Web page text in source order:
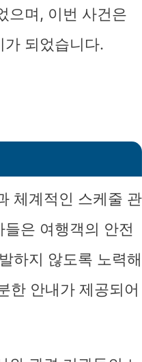
으며, 이번 사건은
되었습니다.
체계적인 스케줄 관
은 여행객의 안전
하지 않도록 노력해
한 안내가 제공되어